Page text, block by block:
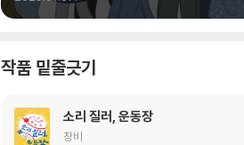
작품 밑줄긋기
소리 질러, 운동장
창비